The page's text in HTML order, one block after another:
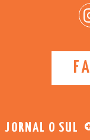
JORNAL O SUL